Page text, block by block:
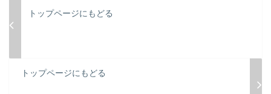
トップページにもどる
トップページにもどる